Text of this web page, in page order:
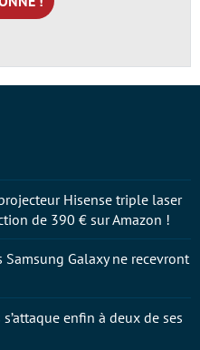
Hisense triple laser
de 390 € sur Amazon !
Galaxy ne recevront
enfin à deux de ses